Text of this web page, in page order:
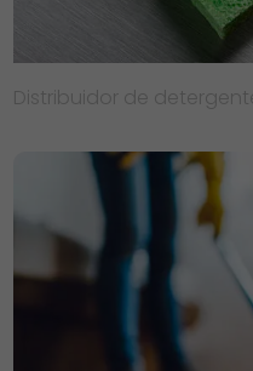
Distribuidor de detergente